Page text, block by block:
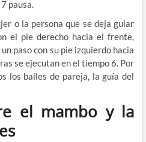
pausa.
o la persona que se deja guiar
el pie derecho hacia el frente,
paso con su pie izquierdo hacia
se ejecutan en el tiempo 6. Por
los bailes de pareja, la guía del
el mambo y la